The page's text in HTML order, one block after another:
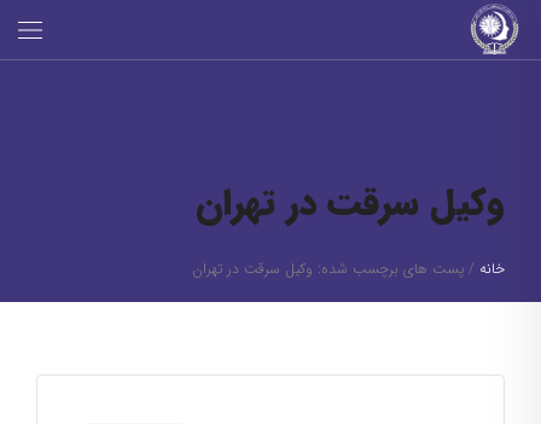
وکیل سرقت در تهران
خانه / پست های برچسب شده: وکیل سرقت در تهران